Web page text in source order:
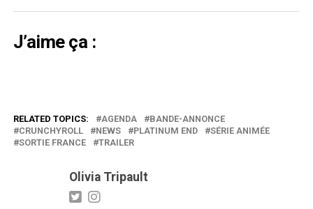
J’aime ça :
RELATED TOPICS: AGENDA
BANDE-ANNONCE
CRUNCHYROLL
NEWS PLATINUM END
SÉRIE ANIMÉE
SORTIE FRANCE
TRAILER
Olivia Tripault